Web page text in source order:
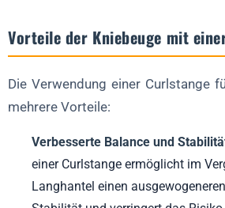
Vorteile der Kniebeuge mit
Die Verwendung einer Curlstange
mehrere Vorteile:
Verbesserte Balance und
einer Curlstange ermöglicht im
Langhantel einen